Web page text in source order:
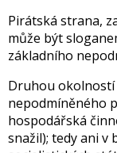
Pirátská strana,
může být
základního
Druhou okolností
nepodmíněného
hospodářská
snažil); tedy ani v